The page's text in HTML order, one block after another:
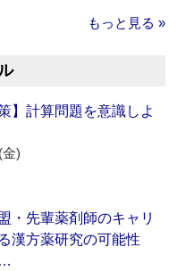
もっと見る »
】計算問題を意識しよ
)
・先輩薬剤師のキャリ
漢方薬研究の可能性